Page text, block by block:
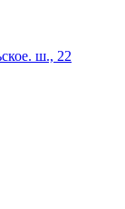
ш., 22